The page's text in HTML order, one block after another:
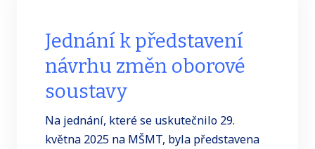
Jednání k představení
návrhu změn oborové
soustavy
Na jednání, které se uskutečnilo 29.
května 2025 na MŠMT, byla představena